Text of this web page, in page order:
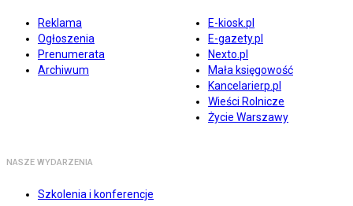
Reklama
Ogłoszenia
Prenumerata
Archiwum
E-kiosk.pl
E-gazety.pl
Nexto.pl
Mała księgowość
Kancelarierp.pl
Wieści Rolnicze
Życie Warszawy
NASZE WYDARZENIA
Szkolenia i konferencje